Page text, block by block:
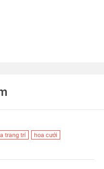
trang trí
hoa cưới